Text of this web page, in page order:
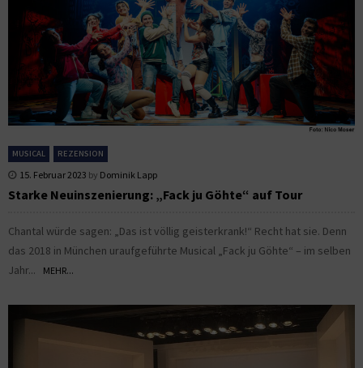
MUSICAL REZENSION
15. Februar 2023 by Dominik Lapp
Starke Neuinszenierung: „Fack ju Göhte“ auf Tour
Chantal würde sagen: „Das ist völlig geisterkrank!“ Recht hat sie. Denn
das 2018 in München uraufgeführte Musical „Fack ju Göhte“ – im selben
Jahr...
MEHR...